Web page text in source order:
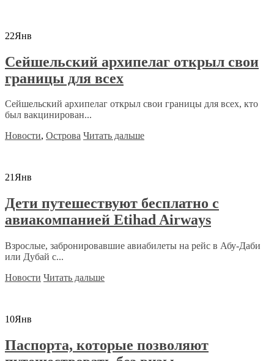
22Янв
Сейшельский архипелаг открыл свои
границы для всех
Сейшельский архипелаг открыл свои границы для всех, кто
был вакцинирован...
Новости, Острова Читать дальше
21Янв
Дети путешествуют бесплатно с
авиакомпанией Etihad Airways
Взрослые, забронировавшие авиабилеты на рейс в Абу-Даби
или Дубай с...
Новости Читать дальше
10Янв
Паспорта, которые позволяют